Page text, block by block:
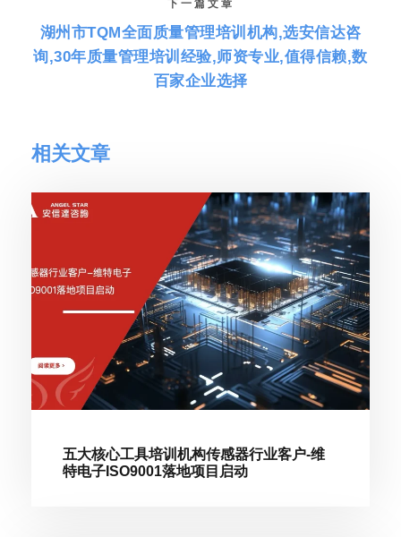
下一篇文章
湖州市TQM全面质量管理培训机构,选安信达咨
询,30年质量管理培训经验,师资专业,值得信赖,数
百家企业选择
相关文章
五大核心工具培训机构传感器行业客户-维
特电子ISO9001落地项目启动